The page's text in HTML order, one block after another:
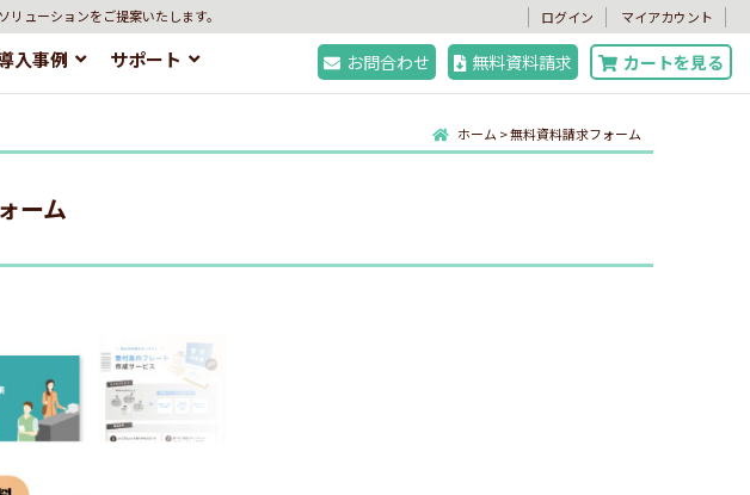
ューションをご提案いたします。 ログイン マイアカウント
入事例 サポート お問合わせ 無料資料請求 カートを見る
ホーム >無料資料請求フォーム
ーム